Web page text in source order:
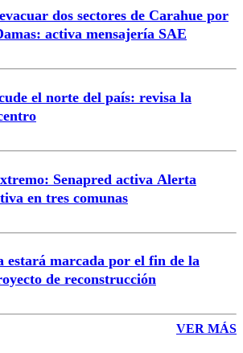
dos sectores de Carahue por
activa mensajería SAE
el norte del país: revisa la
Senapred activa Alerta
en tres comunas
estará marcada por el fin de la
de reconstrucción
VER MÁS